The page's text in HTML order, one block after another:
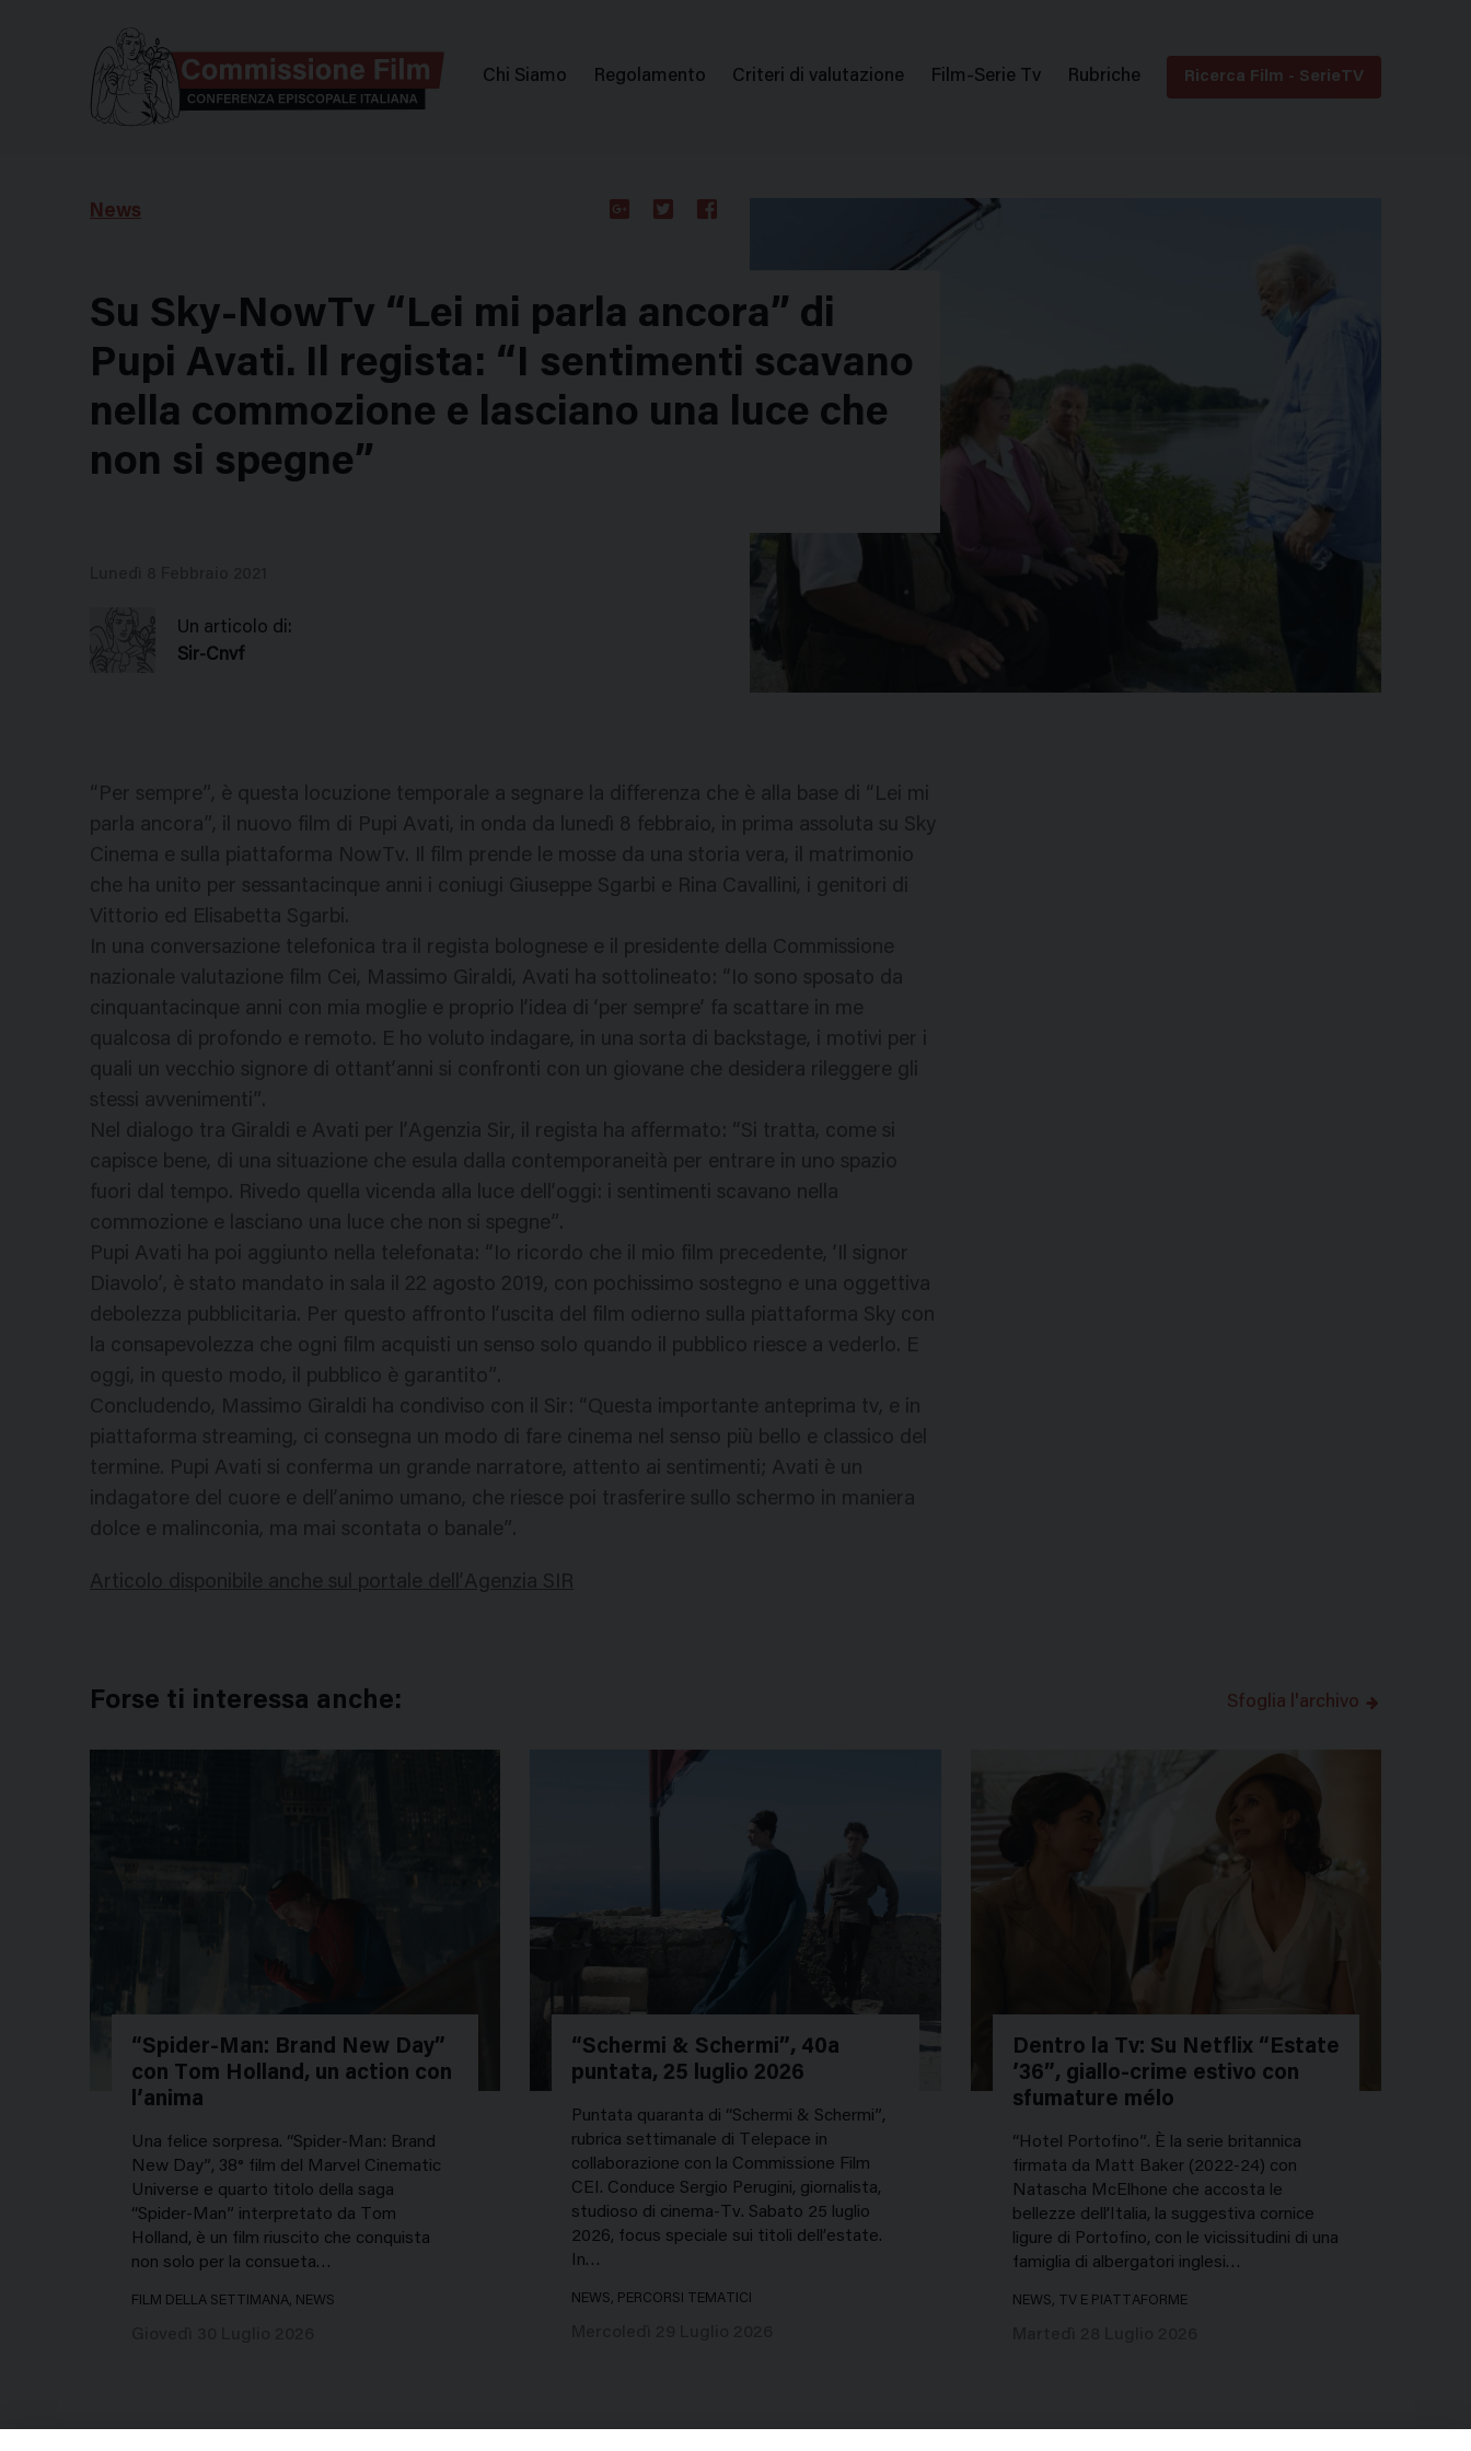
Menu
Chi Siamo Regolamento Criteri di valutazione Film-Serie Tv Rubriche Ricerca Film - SerieTV
News
Su Sky-NowTv “Lei mi parla ancora” di
Pupi Avati. Il regista: “I sentimenti scavano
nella commozione e lasciano una luce che
non si spegne”
Un articolo di:
Sir-Cnvf
“Per sempre”, è questa locuzione temporale a segnare la differenza che è alla base di “Lei mi
parla ancora”, il nuovo film di Pupi Avati, in onda da lunedì 8 febbraio, in prima assoluta su Sky
Cinema e sulla piattaforma NowTv. Il film prende le mosse da una storia vera, il matrimonio
che ha unito per sessantacinque anni i coniugi Giuseppe Sgarbi e Rina Cavallini, i genitori di
Vittorio ed Elisabetta Sgarbi.
In una conversazione telefonica tra il regista bolognese e il presidente della Commissione
nazionale valutazione film Cei, Massimo Giraldi, Avati ha sottolineato: “Io sono sposato da
cinquantacinque anni con mia moglie e proprio l’idea di ‘per sempre’ fa scattare in me
qualcosa di profondo e remoto. E ho voluto indagare, in una sorta di backstage, i motivi per i
quali un vecchio signore di ottant’anni si confronti con un giovane che desidera rileggere gli
stessi avvenimenti”.
Nel dialogo tra Giraldi e Avati per l’Agenzia Sir, il regista ha affermato: “Si tratta, come si
capisce bene, di una situazione che esula dalla contemporaneità per entrare in uno spazio
fuori dal tempo. Rivedo quella vicenda alla luce dell’oggi: i sentimenti scavano nella
commozione e lasciano una luce che non si spegne”.
Pupi Avati ha poi aggiunto nella telefonata: “Io ricordo che il mio film precedente, ‘Il signor
Diavolo’, è stato mandato in sala il 22 agosto 2019, con pochissimo sostegno e una oggettiva
debolezza pubblicitaria. Per questo affronto l’uscita del film odierno sulla piattaforma Sky con
la consapevolezza che ogni film acquisti un senso solo quando il pubblico riesce a vederlo. E
oggi, in questo modo, il pubblico è garantito”.
Concludendo, Massimo Giraldi ha condiviso con il Sir: “Questa importante anteprima tv, e in
piattaforma streaming, ci consegna un modo di fare cinema nel senso più bello e classico del
termine. Pupi Avati si conferma un grande narratore, attento ai sentimenti; Avati è un
indagatore del cuore e dell’animo umano, che riesce poi trasferire sullo schermo in maniera
dolce e malinconia, ma mai scontata o banale”.
Articolo disponibile anche sul portale dell’Agenzia SIR
Forse ti interessa anche: Sfoglia l'archivo
“Spider-Man: Brand New Day”
con Tom Holland, un action con
l’anima
Una felice sorpresa. “Spider-Man: Brand
New Day”, 38° film del Marvel Cinematic
Universe e quarto titolo della saga
“Spider-Man” interpretato da Tom
Holland, è un film riuscito che conquista
non solo per la consueta…
FILM DELLA SETTIMANA, NEWS
“Schermi & Schermi”, 40a
puntata, 25 luglio 2026
Puntata quaranta di “Schermi & Schermi”,
rubrica settimanale di Telepace in
collaborazione con la Commissione Film
CEI. Conduce Sergio Perugini, giornalista,
studioso di cinema-Tv. Sabato 25 luglio
2026, focus speciale sui titoli dell’estate.
In…
NEWS, PERCORSI TEMATICI
Dentro la Tv: Su Netflix “Estate
’36”, giallo-crime estivo con
sfumature mélo
“Hotel Portofino”. È la serie britannica
firmata da Matt Baker (2022-24) con
Natascha McElhone che accosta le
bellezze dell’Italia, la suggestiva cornice
ligure di Portofino, con le vicissitudini di una
famiglia di albergatori inglesi…
NEWS, TV E PIATTAFORME